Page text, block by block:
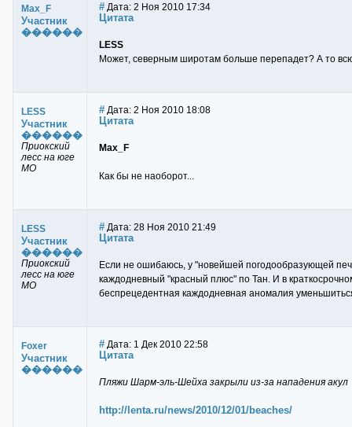
Max_F
Участник
������
# Дата: 2 Ноя 2010 17:34
Цитата
LESS
Может, северным широтам больше перепадет? А то
LESS
Участник
������
Приокский
лесс на юге
МО
# Дата: 2 Ноя 2010 18:08
Цитата
Max_F
Как бы не наоборот...
LESS
Участник
������
Приокский
лесс на юге
МО
# Дата: 28 Ноя 2010 21:49
Цитата
Если не ошибаюсь, у "новейшей погодообразующей
каждодневный "красный плюс" по Тан. И в
беспрецедентная каждодневная аномалия
Foxer
Участник
������
# Дата: 1 Дек 2010 22:58
Цитата
Пляжи Шарм-эль-Шейха закрыли из-за нападения акул
http://lenta.ru/news/2010/12/01/beaches/